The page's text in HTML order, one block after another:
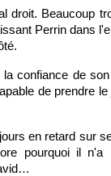
droit. Beaucoup
Perrin dans
confiance de
de prendre
en retard sur
pourquoi il n'a